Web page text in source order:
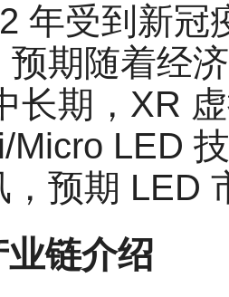
年受到新冠
预期随着经
长期，XR
Micro LED
，预期 LED
链介绍